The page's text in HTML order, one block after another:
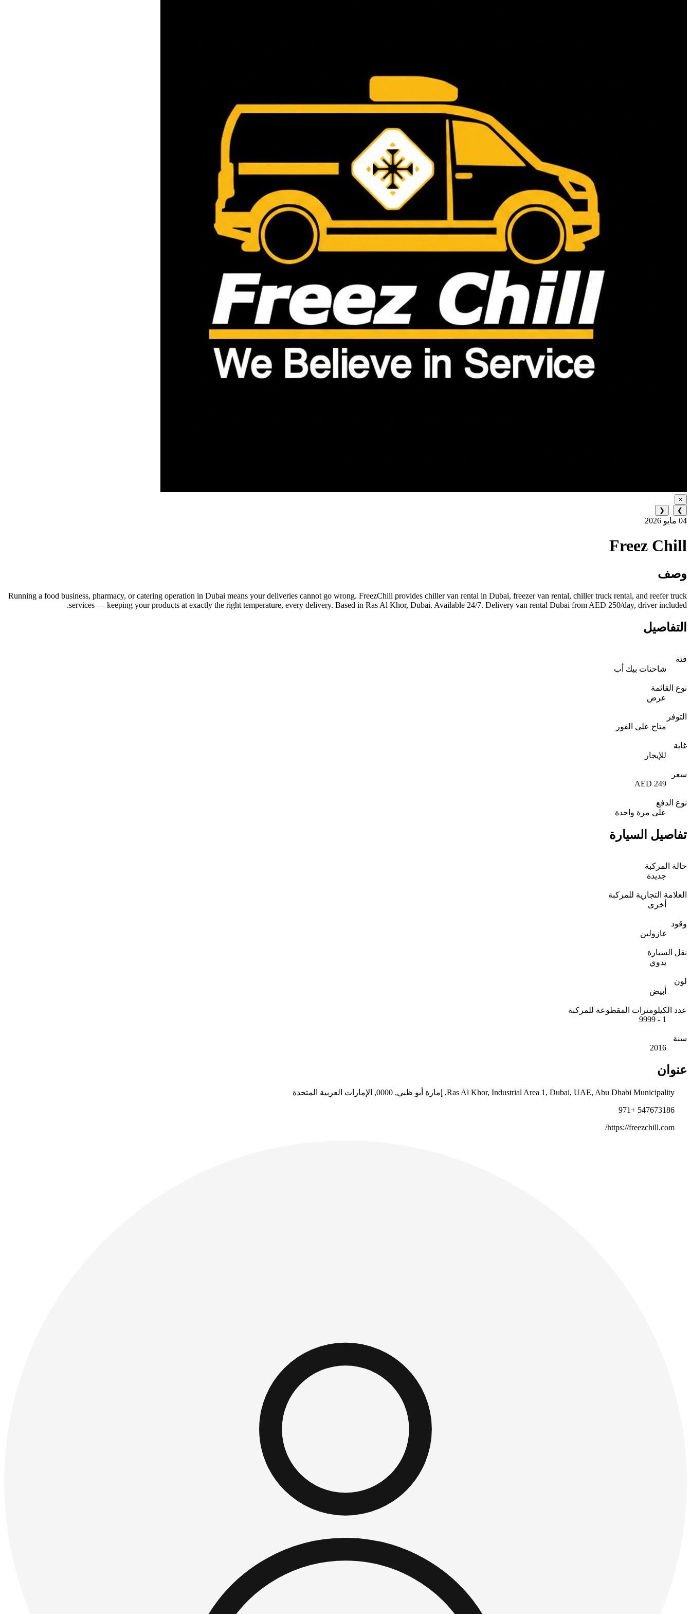
×
❯
❮
04 مايو 2026
Freez Chill
وصف
Running a food business, pharmacy, or catering operation in Dubai means your deliveries cannot go wrong. FreezChill provides chiller van rental in Dubai, freezer van rental, chiller truck rental, and reefer truck
services — keeping your products at exactly the right temperature, every delivery. Based in Ras Al Khor, Dubai. Available 24/7. Delivery van rental Dubai from AED 250/day, driver included.
التفاصيل
فئة
شاحنات بيك أب
نوع القائمة
عرض
التوفر
متاح على الفور
غاية
للإيجار
سعر
249 AED
نوع الدفع
على مرة واحدة
تفاصيل السيارة
حالة المركبة
جديدة
العلامة التجارية للمركبة
أخرى
وقود
غازولين
نقل السيارة
يدوي
لون
أبيض
عدد الكيلومترات المقطوعة للمركبة
1 - 9999
سنة
2016
عنوان
547673186 +971
https://freezchill.com/